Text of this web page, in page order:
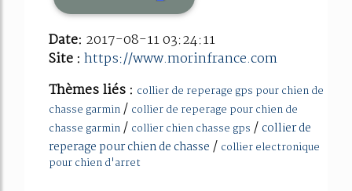
Date: 2017-08-11 03:24:11
Site : https://www.morinfrance.com
Thèmes liés : collier de reperage gps pour chien de
chasse garmin/ collier de reperage pour chien de
chasse garmin/ collier chien chasse gps / collier de
reperage pour chien de chasse / collier electronique
pour chien d'arret